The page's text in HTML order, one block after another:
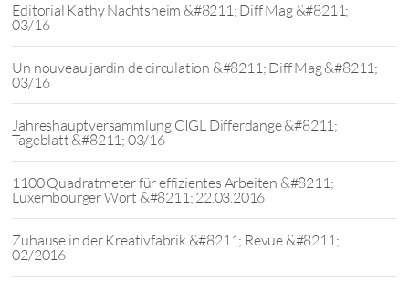
Editorial Kathy Nachtsheim &#8211; Diff Mag &#8211;
03/16
Un nouveau jardin de circulation &#8211; Diff Mag &#8211;
03/16
Jahreshauptversammlung CIGL Differdange &#8211;
Tageblatt &#8211; 03/16
1100 Quadratmeter für effizientes Arbeiten &#8211;
Luxembourger Wort &#8211; 22.03.2016
Zuhause in der Kreativfabrik &#8211; Revue &#8211;
02/2016